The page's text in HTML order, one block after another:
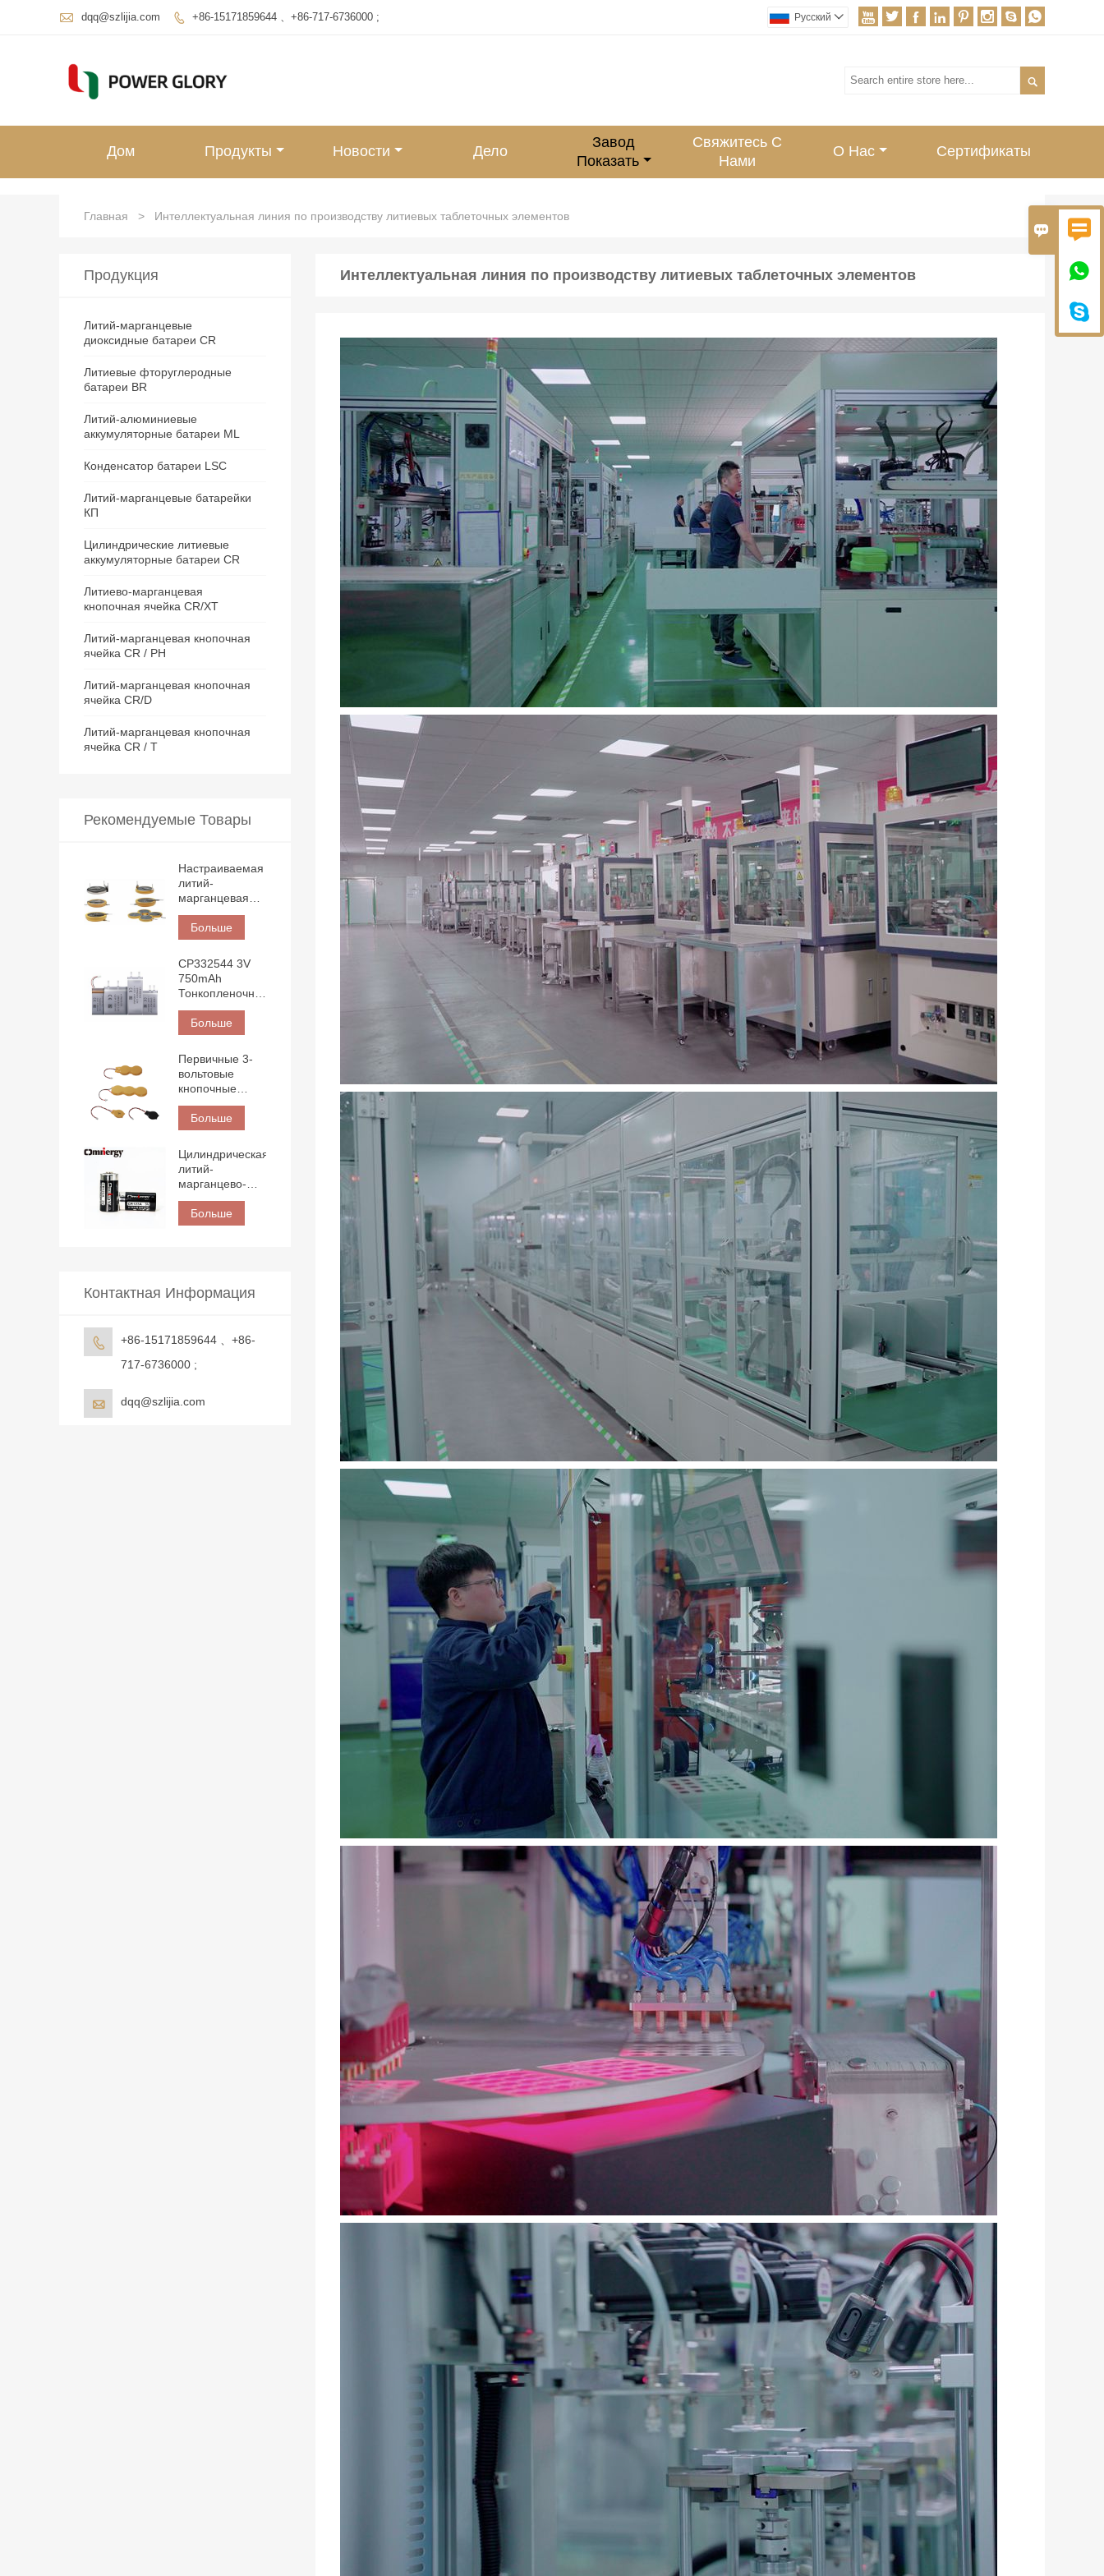
 


 dqq@szlijia.com  +86-15171859644 、+86-717-6736000 ;        
Pусский 

Дом Продукты Новости Дело
Завод
Показать
Свяжитесь С
Нами
О Нас Сертификаты
Главная > Интеллектуальная линия по производству литиевых таблеточных элементов
Интеллектуальная линия по производству литиевых таблеточных элементов
Продукция
Литий-марганцевые
диоксидные батареи CR
Литиевые фторуглеродные
батареи BR
Литий-алюминиевые
аккумуляторные батареи ML
Конденсатор батареи LSC
Литий-марганцевые батарейки
КП
Цилиндрические литиевые
аккумуляторные батареи CR
Литиево-марганцевая
кнопочная ячейка CR/ХТ
Литий-марганцевая кнопочная
ячейка CR / РН
Литий-марганцевая кнопочная
ячейка CR/D
Литий-марганцевая кнопочная
ячейка CR / T
Рекомендуемые Товары
Настраиваемая
литий-
марганцевая
батарейка-
таблетка 3 В с
обмоткой по
краю,
контактной
площадкой для
пайки и
штырьком.
Больше
CP332544 3V
750mAh
Тонкопленочный
литий-
марганцевый
аккумулятор в
компактном
корпусе.
Высокая
энергоэффективность
при
минималистичных
Больше
Первичные 3-
вольтовые
кнопочные
элементы
питания, литий-
марганцево-
оксидные
батарейки-
таблетки,
клеммы и
выводы,
изготовленные
Больше
Цилиндрическая
литий-
марганцево-
диоксидная
(Ли-MnO2)
батарея
Больше
Контактная Информация

+86-15171859644 、+86-
717-6736000 ;
 dqq@szlijia.com